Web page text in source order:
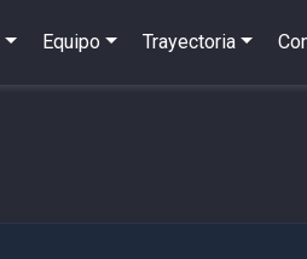
Equipo Trayectoria